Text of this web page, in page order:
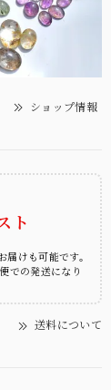
ショップ情報
ト
けも可能です。
での発送になり
送料について